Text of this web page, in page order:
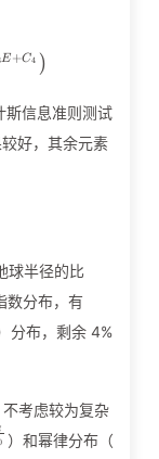
E+C4 )
斯信息准则测试
好，其余元素
球半径的比
数分布，有
分布，剩余 4%
不考虑较为复杂
）和幂律分布（